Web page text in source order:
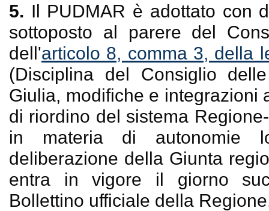
5. Il PUDMAR è adottato con
sottoposto al parere del
dell'articolo 8, comma 3, della
(Disciplina del Consiglio
Giulia, modifiche e integrazioni
di riordino del sistema
in materia di autonomie
deliberazione della Giunta
entra in vigore il giorno
Bollettino ufficiale della